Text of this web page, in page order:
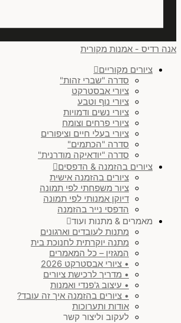
אנה רדיס - אמנות מקורית
ציורים מקוריים
סדרה "שברי זהות"
ציורי אבסטרקט
ציורי נוף וטבע
ציורי נשים ודמויות
ציורי פרחים וצומח
ציורי בעלי חיים וציפורים
סדרה "הכתמים"
סדרה "יודאיקה מודרנית"
ציורים בהזמנה & הדפסים
ציורים בהזמנה אישית
ציור משפחתי לפי תמונה
דיוקן אמנותי לפי תמונה
הדפסי נייר בהזמנה
מאמרים & מתנות ועוד
מתנות לעובדים וארגונים
מתנה יוקרתית לחנוכת בית
המגזין – כל המאמרים
• ציורי אבסטרקט 2026
• מדריך לרכישת ציורים
• עיצוב ג'פנדי ואמנות
• ציורים בהזמנה איך זה עובד?
אודות ותערוכות
לעקוב וליצור קשר